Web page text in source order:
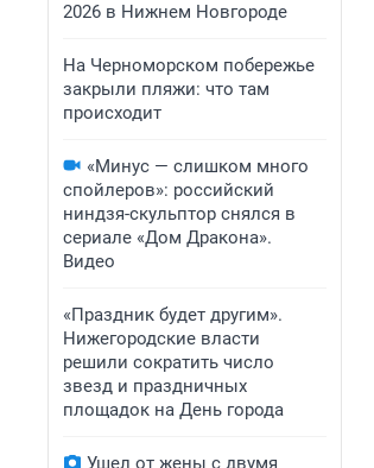
2026 в Нижнем Новгороде
На Черноморском побережье
закрыли пляжи: что там
происходит
«Минус — слишком много
спойлеров»: российский
ниндзя-скульптор снялся в
сериале «Дом Дракона».
Видео
«Праздник будет другим».
Нижегородские власти
решили сократить число
звезд и праздничных
площадок на День города
Ушел от жены с двумя